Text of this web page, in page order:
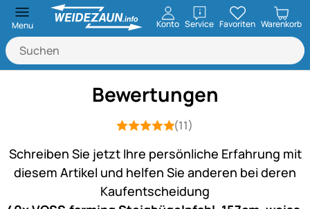
Menu Konto ServiceöffnenFavoriten Warenkorb
Bewertungen
Bewertung: 5 von 5 (11 Bewertungen)
11 Bewertungen
(11)
Schreiben Sie jetzt Ihre persönliche Erfahrung mit
diesem Artikel und helfen Sie anderen bei deren
Kaufentscheidung